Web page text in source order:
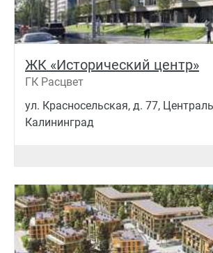
ЖК «Исторический центр»
ГК Расцвет
ул. Красносельская, д. 77,
Калининград